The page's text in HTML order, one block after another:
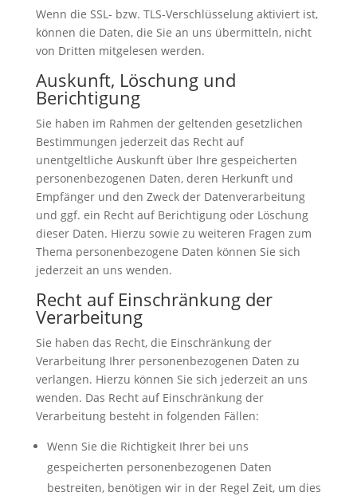
Wenn die SSL- bzw. TLS-Verschlüsselung aktiviert ist,
können die Daten, die Sie an uns übermitteln, nicht
von Dritten mitgelesen werden.
Auskunft, Löschung und
Berichtigung
Sie haben im Rahmen der geltenden gesetzlichen
Bestimmungen jederzeit das Recht auf
unentgeltliche Auskunft über Ihre gespeicherten
personenbezogenen Daten, deren Herkunft und
Empfänger und den Zweck der Datenverarbeitung
und ggf. ein Recht auf Berichtigung oder Löschung
dieser Daten. Hierzu sowie zu weiteren Fragen zum
Thema personenbezogene Daten können Sie sich
jederzeit an uns wenden.
Recht auf Einschränkung der
Verarbeitung
Sie haben das Recht, die Einschränkung der
Verarbeitung Ihrer personenbezogenen Daten zu
verlangen. Hierzu können Sie sich jederzeit an uns
wenden. Das Recht auf Einschränkung der
Verarbeitung besteht in folgenden Fällen:
Wenn Sie die Richtigkeit Ihrer bei uns
gespeicherten personenbezogenen Daten
bestreiten, benötigen wir in der Regel Zeit, um dies